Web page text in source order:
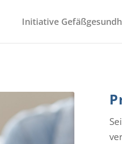
Initiative